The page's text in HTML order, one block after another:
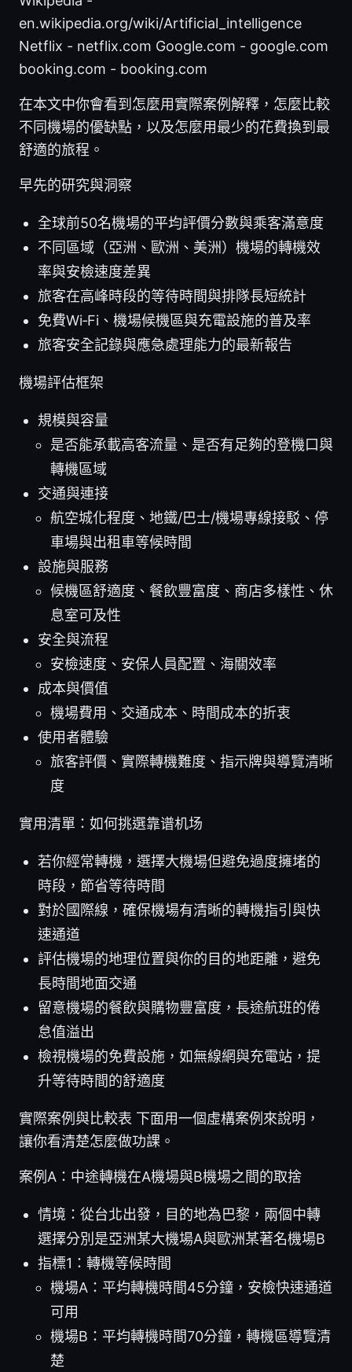
en.wikipedia.org/wiki/Artificial_intelligence
Netflix - netflix.com Google.com - google.com
booking.com - booking.com
在本文中你會看到怎麼用實際案例解釋，怎麼比較
不同機場的優缺點，以及怎麼用最少的花費換到最
舒適的旅程。
早先的研究與洞察
全球前50名機場的平均評價分數與乘客滿意度
不同區域（亞洲、歐洲、美洲）機場的轉機效
率與安檢速度差異
旅客在高峰時段的等待時間與排隊長短統計
免費Wi‑Fi、機場候機區與充電設施的普及率
旅客安全記錄與應急處理能力的最新報告
機場評估框架
規模與容量
是否能承載高客流量、是否有足夠的登機口與
轉機區域
交通與連接
航空城化程度、地鐵/巴士/機場專線接駁、停
車場與出租車等候時間
設施與服務
候機區舒適度、餐飲豐富度、商店多樣性、休
息室可及性
安全與流程
安檢速度、安保人員配置、海關效率
成本與價值
機場費用、交通成本、時間成本的折衷
使用者體驗
旅客評價、實際轉機難度、指示牌與導覽清晰
度
實用清單：如何挑選靠谱机场
若你經常轉機，選擇大機場但避免過度擁堵的
時段，節省等待時間
對於國際線，確保機場有清晰的轉機指引與快
速通道
評估機場的地理位置與你的目的地距離，避免
長時間地面交通
留意機場的餐飲與購物豐富度，長途航班的倦
怠值溢出
檢視機場的免費設施，如無線網與充電站，提
升等待時間的舒適度
實際案例與比較表 下面用一個虛構案例來說明，
讓你看清楚怎麼做功課。
案例A：中途轉機在A機場與B機場之間的取捨
情境：從台北出發，目的地為巴黎，兩個中轉
選擇分別是亞洲某大機場A與歐洲某著名機場B
指標1：轉機等候時間
機場A：平均轉機時間45分鐘，安檢快速通道
可用
機場B：平均轉機時間70分鐘，轉機區導覽清
楚